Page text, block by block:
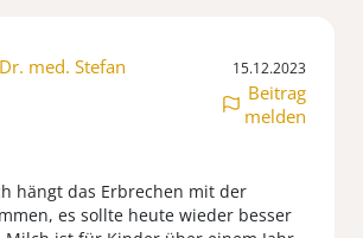
med. Stefan
15.12.2023
Beitrag
melden
hängt das Erbrechen mit der
es sollte heute wieder besser